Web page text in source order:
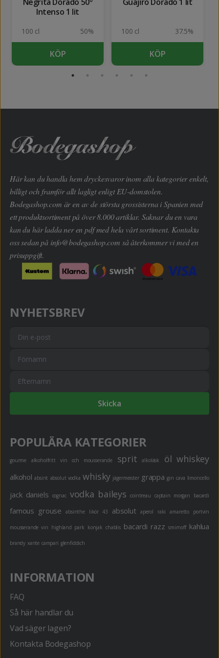
Intenso 1 lit
100 cl 50%
KÖP
100 cl 37.5%
KÖP
Här kan du handla hem dryckesvaror inom alla kategorier enkelt,
billigt och framför allt lagligt enligt EU-domstolen.
Bodegashop.com är en av de största grossisterna i Spanien med
ett produktsortiment på över 8.000 artiklar. Saknar du en vara
kan du här ladda ner en pdf med hela vårt sortiment. Kontakta
oss sedan på info@bodegashop.com så återkommer vi med en
prisuppgift.
NYHETSBREV
Skicka
POPULÄRA KATEGORIER
gourme alkoholfritt vin och mousserande sprit alkoläsk öl whiskey
alkohol absint absolut vodka whisky jägermeister grappa gin cava limoncello
jack daniels cognac vodka baileys cointreau captain morgan bacardi
famous grouse absinthe likör 43 absolut aperol raki amaretto portvin
mousserande vin highland park konjak chablis bacardi razz smirnoff kahlua
brandy xante campari glenfiddich
INFORMATION
FAQ
Så här handlar du
Vad säger lagen?
Kontakta Bodegashop